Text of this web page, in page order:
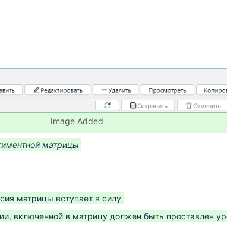
Image Added
матрицы
матрицы вступает в силу
включенной в матрицу должен быть проставлен